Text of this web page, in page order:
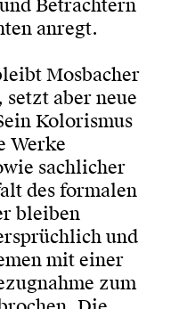
Betrachtern
anregt.
Mosbacher
aber neue
Kolorismus
Werke
sachlicher
des formalen
bleiben
und
mit einer
zum